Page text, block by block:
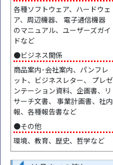
各種ソフトウェア、ハードウェ
ア、周辺機器、 電子通信機器
のマニュアル、ユーザーズガイ
ドなど
●ビジネス関係
商品案内･会社案内、パンフレ
ット、ビジネスレター、 プレゼ
ンテーション資料、企画書、リ
サーチ文書、 事業計画書、社内
報、各種報告書など
●その他
環境、教育、歴史、哲学など